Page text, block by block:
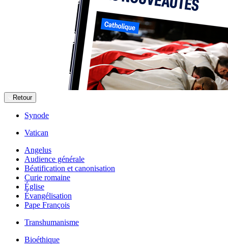
Retour
Synode
Vatican
Angelus
Audience générale
Béatification et canonisation
Curie romaine
Église
Évangélisation
Pape François
Transhumanisme
Bioéthique